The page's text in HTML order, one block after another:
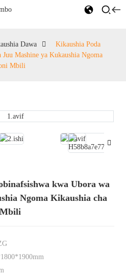
Dawa
Kikaushia Poda
Mashine ya Kukaushia Ngoma
Mbili
kwa Ubora wa
Ngoma Kikaushia cha